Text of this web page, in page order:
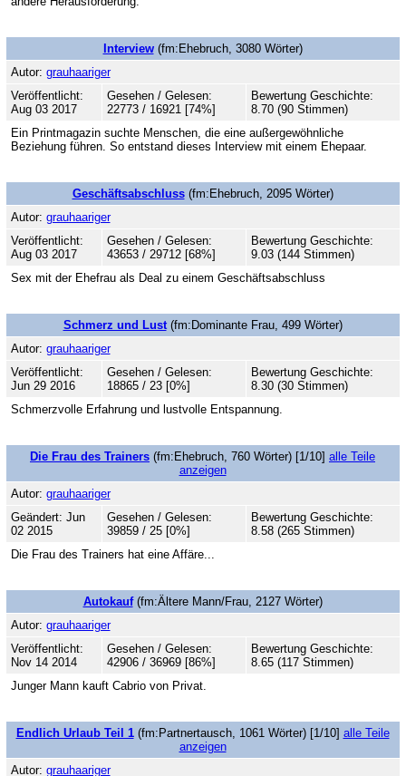
Interview(fm:Ehebruch, 3080 Wörter)
Autor: grauhaariger
Veröffentlicht:
Aug 03 2017
Gesehen / Gelesen:
22773 / 16921 [74%]
Bewertung Geschichte:
8.70 (90 Stimmen)
Ein Printmagazin suchte Menschen, die eine außergewöhnliche
Beziehung führen. So entstand dieses Interview mit einem Ehepaar.
Geschäftsabschluss(fm:Ehebruch, 2095 Wörter)
Autor: grauhaariger
Veröffentlicht:
Aug 03 2017
Gesehen / Gelesen:
43653 / 29712 [68%]
Bewertung Geschichte:
9.03 (144 Stimmen)
Sex mit der Ehefrau als Deal zu einem Geschäftsabschluss
Schmerz und Lust(fm:Dominante Frau, 499 Wörter)
Autor: grauhaariger
Veröffentlicht:
Jun 29 2016
Gesehen / Gelesen:
18865 / 23 [0%]
Bewertung Geschichte:
8.30 (30 Stimmen)
Schmerzvolle Erfahrung und lustvolle Entspannung.
Die Frau des Trainers (fm:Ehebruch, 760 Wörter) [1/10] alle Teile
anzeigen
Autor: grauhaariger
Geändert: Jun
02 2015
Gesehen / Gelesen:
39859 / 25 [0%]
Bewertung Geschichte:
8.58 (265 Stimmen)
Die Frau des Trainers hat eine Affäre...
Autokauf(fm:Ältere Mann/Frau, 2127 Wörter)
Autor: grauhaariger
Veröffentlicht:
Nov 14 2014
Gesehen / Gelesen:
42906 / 36969 [86%]
Bewertung Geschichte:
8.65 (117 Stimmen)
Junger Mann kauft Cabrio von Privat.
Endlich Urlaub Teil 1(fm:Partnertausch, 1061 Wörter) [1/10] alle Teile
anzeigen
Autor: grauhaariger